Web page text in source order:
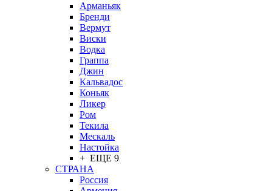
Арманьяк
Бренди
Вермут
Виски
Водка
Граппа
Джин
Кальвадос
Коньяк
Ликер
Ром
Текила
Мескаль
Настойка
+ ЕЩЕ 9
СТРАНА
Россия